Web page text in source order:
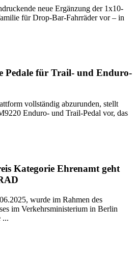
neue Ergänzung der 1x10-
für Drop-Bar-Fahrräder vor – in
Pedale für Trail- und Enduro-
vollständig abzurunden, stellt
Enduro- und Trail-Pedal vor, das
Kategorie Ehrenamt geht
wurde im Rahmen des
im Verkehrsministerium in Berlin
...